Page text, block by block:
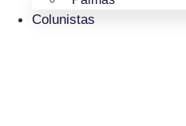
Colunistas